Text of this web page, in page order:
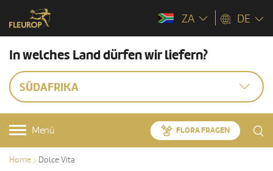
ZA DE
In welches Land dürfen wir liefern?
SÜDAFRIKA
Menü FLORA FRAGEN
Home Dolce Vita